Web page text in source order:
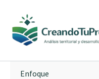
contenido
Enfoque